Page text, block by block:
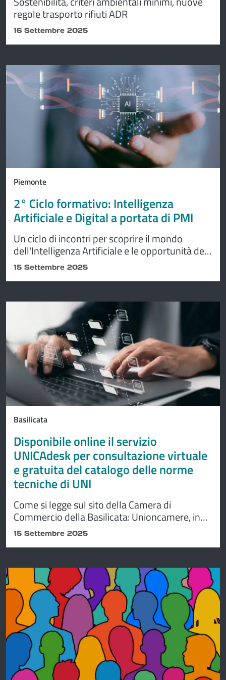
regole trasporto rifiuti ADR
16 Settembre 2025
Piemonte
2° Ciclo formativo: Intelligenza
Artificiale e Digital a portata di PMI
Un ciclo di incontri per scoprire il mondo
dell'Intelligenza Artificiale e le opportunità del
Digital
15 Settembre 2025
Basilicata
Disponibile online il servizio
UNICAdesk per consultazione virtuale
e gratuita del catalogo delle norme
tecniche di UNI
Come si legge sul sito della Camera di
Commercio della Basilicata: Unioncamere, in
collaborazione con UNI – Ente Italiano di
Normazione – mette a disposizione delle
consultazione virtuale e gratuita del catalogo
delle norme tecniche di UNI. L’iniziativa offre
una preziosa opportunità per accedere a
contenuti della normazione tecnica (qualità,
sicurezza,
15 Settembre 2025